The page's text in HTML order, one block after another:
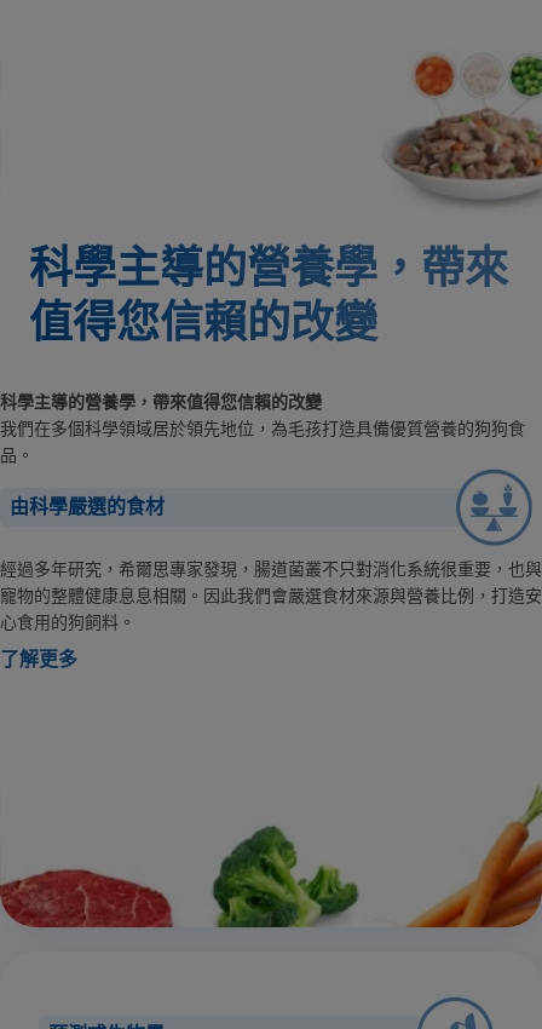
科學主導的營養學，帶來
值得您信賴的改變
科學主導的營養學，帶來值得您信賴的改變
我們在多個科學領域居於領先地位，為毛孩打造具備優質營養的狗狗食
品。
由科學嚴選的食材
經過多年研究，希爾思專家發現，腸道菌叢不只對消化系統很重要，也與
寵物的整體健康息息相關。因此我們會嚴選食材來源與營養比例，打造安
心食用的狗飼料。
了解更多